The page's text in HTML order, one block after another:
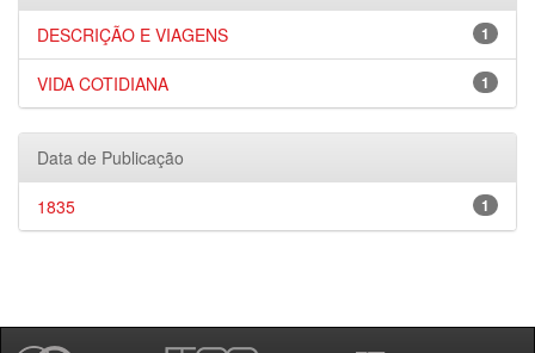
1
DESCRIÇÃO E VIAGENS
1
VIDA COTIDIANA
Data de Publicação
1
1835